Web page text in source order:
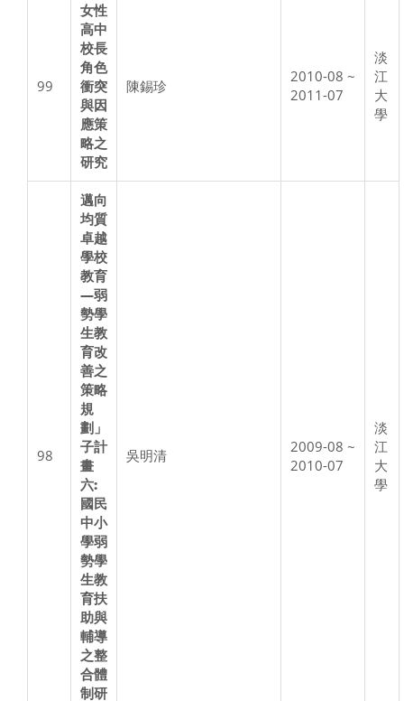
99
女性
高中
校長
角色
衝突
與因
應策
略之
研究
陳錫珍
2010-08 ~
2011-07
淡
江
大
學
98
邁向
均質
卓越
學校
教育
—弱
勢學
生教
育改
善之
策略
規
劃」
子計
畫
六:
國民
中小
學弱
勢學
生教
育扶
助與
輔導
之整
合體
制研
吳明清
2009-08 ~
2010-07
淡
江
大
學